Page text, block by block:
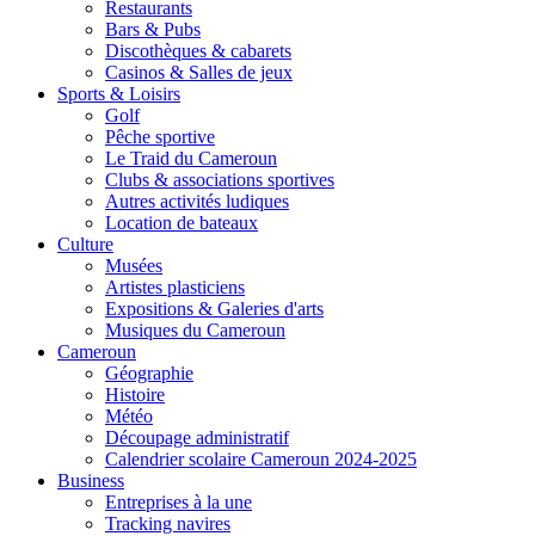
Restaurants
Bars & Pubs
Discothèques & cabarets
Casinos & Salles de jeux
Sports & Loisirs
Golf
Pêche sportive
Le Traid du Cameroun
Clubs & associations sportives
Autres activités ludiques
Location de bateaux
Culture
Musées
Artistes plasticiens
Expositions & Galeries d'arts
Musiques du Cameroun
Cameroun
Géographie
Histoire
Météo
Découpage administratif
Calendrier scolaire Cameroun 2024-2025
Business
Entreprises à la une
Tracking navires